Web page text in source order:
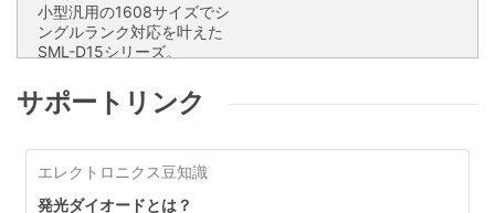
小型汎用の1608サイズでシ
ングルランク対応を叶えた
SML-D15シリーズ。
ルランク対応を叶えたSML-D15
シリーズ。
汎用チップLED (単色タイ
プ)
サポートリンク
エレクトロニクス豆知識
発光ダイオードとは？